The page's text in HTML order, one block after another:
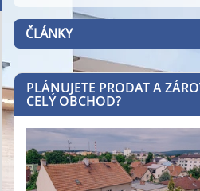
ČLÁNKY
PLÁNUJETE PRODAT A
CELÝ OBCHOD?